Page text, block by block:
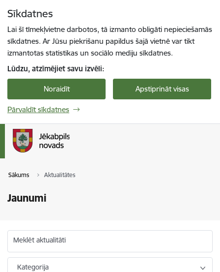
Sīkdatnes
Lai šī tīmekļvietne darbotos, tā izmanto obligāti nepieciešamās
sīkdatnes. Ar Jūsu piekrišanu papildus šajā vietnē var tikt
izmantotas statistikas un sociālo mediju sīkdatnes.
Lūdzu, atzīmējiet savu izvēli:
Noraidīt Apstiprināt visas
Pārvaldīt sīkdatnes
Sākums Aktualitātes
Jaunumi
Meklēt aktualitāti
Kategorija